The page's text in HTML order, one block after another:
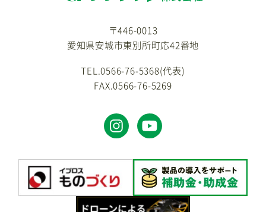
〒446-0013
愛知県安城市東別所町応42番地
TEL.0566-76-5368(代表)
FAX.0566-76-5269